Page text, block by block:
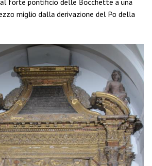
forte pontificio delle Bocchette a una
miglio dalla derivazione del Po della